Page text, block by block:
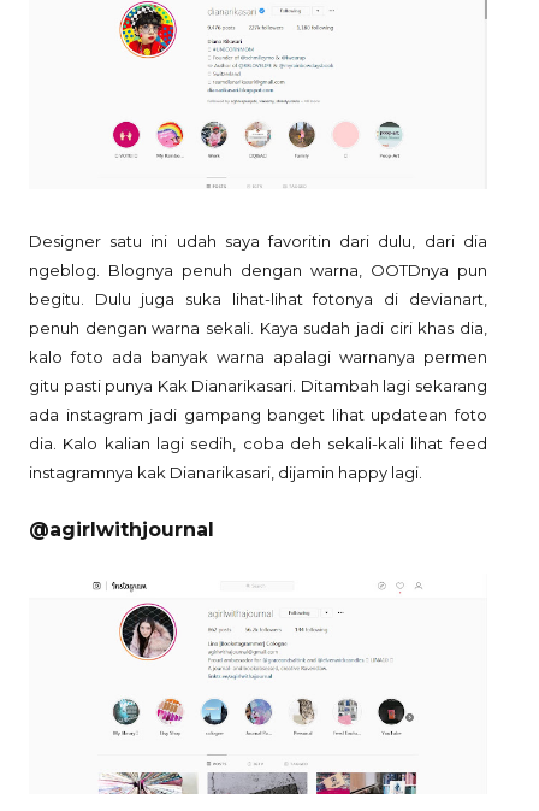
Designer satu ini udah saya favoritin dari dulu, dari dia
ngeblog. Blognya penuh dengan warna, OOTDnya pun
begitu. Dulu juga suka lihat-lihat fotonya di devianart,
penuh dengan warna sekali. Kaya sudah jadi ciri khas dia,
kalo foto ada banyak warna apalagi warnanya permen
gitu pasti punya Kak Dianarikasari. Ditambah lagi sekarang
ada instagram jadi gampang banget lihat updatean foto
dia. Kalo kalian lagi sedih, coba deh sekali-kali lihat feed
instagramnya kak Dianarikasari, dijamin happy lagi.
@agirlwithjournal